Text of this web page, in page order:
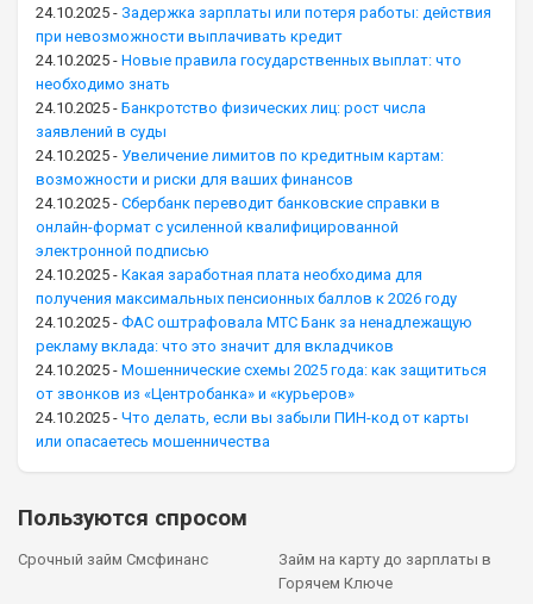
24.10.2025 - Задержка зарплаты или потеря работы: действия
при невозможности выплачивать кредит
24.10.2025 - Новые правила государственных выплат: что
необходимо знать
24.10.2025 - Банкротство физических лиц: рост числа
заявлений в суды
24.10.2025 - Увеличение лимитов по кредитным картам:
возможности и риски для ваших финансов
24.10.2025 - Сбербанк переводит банковские справки в
онлайн-формат с усиленной квалифицированной
электронной подписью
24.10.2025 - Какая заработная плата необходима для
получения максимальных пенсионных баллов к 2026 году
24.10.2025 - ФАС оштрафовала МТС Банк за ненадлежащую
рекламу вклада: что это значит для вкладчиков
24.10.2025 - Мошеннические схемы 2025 года: как защититься
от звонков из «Центробанка» и «курьеров»
24.10.2025 - Что делать, если вы забыли ПИН-код от карты
или опасаетесь мошенничества
Пользуются спросом
Срочный займ Смсфинанс
Займ на карту до зарплаты в
Горячем Ключе